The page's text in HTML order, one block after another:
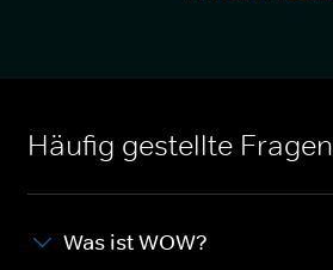
Häufig gestellte Fragen
Was ist WOW?